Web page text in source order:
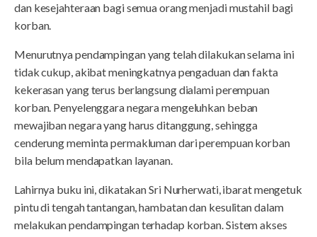
dan kesejahteraan bagi semua orang menjadi mustahil bagi
korban.
Menurutnya pendampingan yang telah dilakukan selama ini
tidak cukup, akibat meningkatnya pengaduan dan fakta
kekerasan yang terus berlangsung dialami perempuan
korban. Penyelenggara negara mengeluhkan beban
mewajiban negara yang harus ditanggung, sehingga
cenderung meminta permakluman dari perempuan korban
bila belum mendapatkan layanan.
Lahirnya buku ini, dikatakan Sri Nurherwati, ibarat mengetuk
pintu di tengah tantangan, hambatan dan kesulitan dalam
melakukan pendampingan terhadap korban. Sistem akses